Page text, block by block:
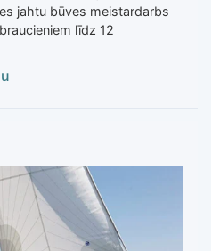
jahtu būves meistardarbs
līdz 12